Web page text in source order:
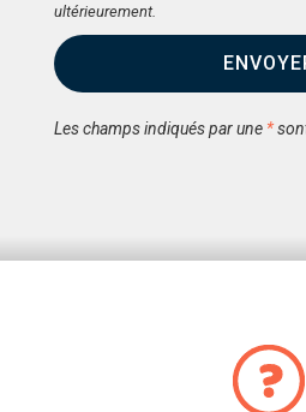
ultérieurement.
Les champs indiqués par une *